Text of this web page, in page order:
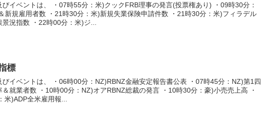
びイベントは、 ・07時55分：米)クックFRB理事の発言(投票権あり) ・09時30分：
新規雇用者数 ・21時30分：米)新規失業保険申請件数 ・21時30分：米)フィラデル
景況指数 ・22時00分：米)ジ...
標
びイベントは、 ・06時00分：NZ)RBNZ金融安定報告書公表 ・07時45分：NZ)第1四
＆就業者数 ・10時00分：NZ)オアRBNZ総裁の発言 ・10時30分：豪)小売売上高 ・
米)ADP全米雇用報...